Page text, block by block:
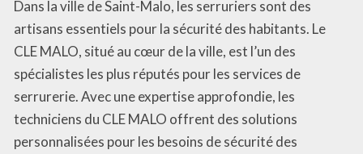
Dans la ville de Saint-Malo, les serruriers sont des
artisans essentiels pour la sécurité des habitants. Le
CLE MALO, situé au cœur de la ville, est l’un des
spécialistes les plus réputés pour les services de
serrurerie. Avec une expertise approfondie, les
techniciens du CLE MALO offrent des solutions
personnalisées pour les besoins de sécurité des